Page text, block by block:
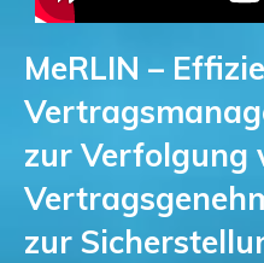
MeRLIN –
zur Verfolgung
zur